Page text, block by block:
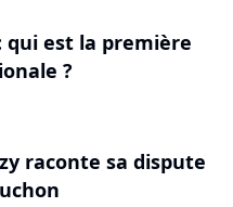
qui est la première
?
raconte sa dispute